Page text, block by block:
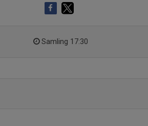
Samling 17:30